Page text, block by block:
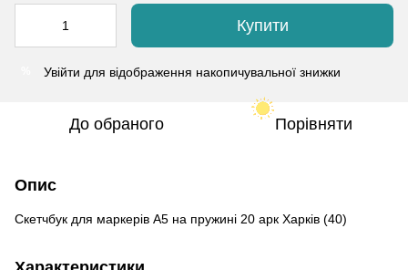
Купити
Увійти для відображення накопичувальної знижки
До обраного Порівняти
Опис
Скетчбук для маркерів А5 на пружині 20 арк Харків (40)